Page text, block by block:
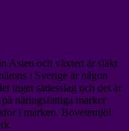
Asien och växten är släkt
i Sverige är någon
inget sädesslag och det är
näringsfattiga marker
i marken. Bovetemjöl